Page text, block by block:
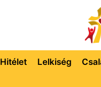
Hitélet Lelkiség